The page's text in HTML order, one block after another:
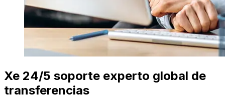
Xe 24/5 soporte experto global de
transferencias